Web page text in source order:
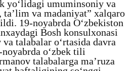
yo‘lidagi umuminsoniy va
va madaniyat” xalqaro
19-noyabrda O‘zbekiston
Bosh konsulxonasi
talabalar o‘rtasida davra
o‘zbek tili
talabalarga ma’ruza